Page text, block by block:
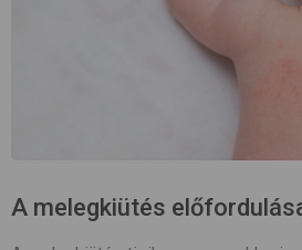
A melegkiütés